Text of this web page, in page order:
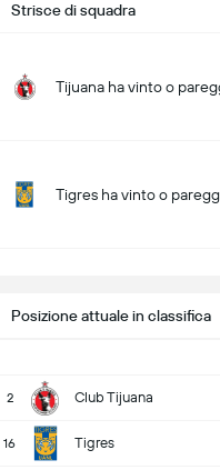
Posizione attuale in classifica
2 Club Tijuana
16 Tigres
Strisce di squadra
Tijuana ha vinto o
Tigres ha vinto o